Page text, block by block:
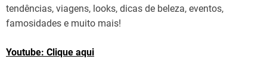
tendências, viagens, looks, dicas de beleza, eventos,
famosidades e muito mais!
Youtube: Clique aqui